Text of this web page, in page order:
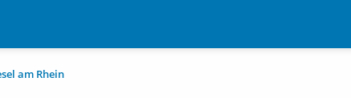
am Rhein